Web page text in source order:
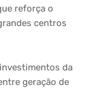
reforça o
centros
da
geração de